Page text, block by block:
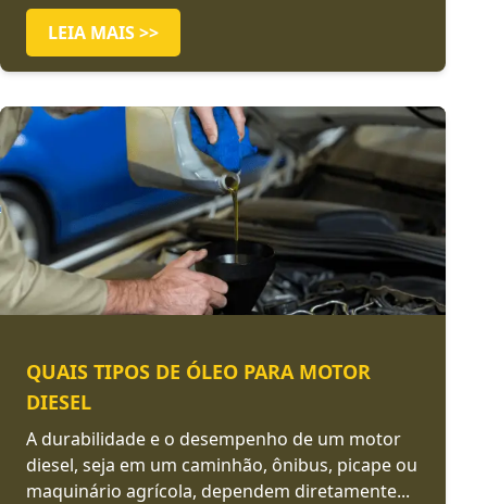
LEIA MAIS >>
QUAIS TIPOS DE ÓLEO PARA MOTOR
DIESEL
A durabilidade e o desempenho de um motor
diesel, seja em um caminhão, ônibus, picape ou
maquinário agrícola, dependem diretamente...